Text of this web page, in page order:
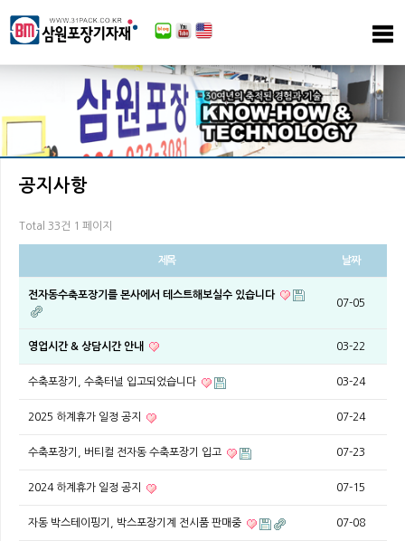
공지사항
Total 33건 1 페이지
제목 날짜
전자동수축포장기를 본사에서 테스트해보실수 있습니다
07-05
영업시간 & 상담시간 안내 03-22
수축포장기, 수축터널 입고되었습니다 03-24
2025 하계휴가 일정 공지 07-24
수축포장기, 버티컬 전자동 수축포장기 입고 07-23
2024 하계휴가 일정 공지 07-15
자동 박스테이핑기, 박스포장기계 전시품 판매중 07-08